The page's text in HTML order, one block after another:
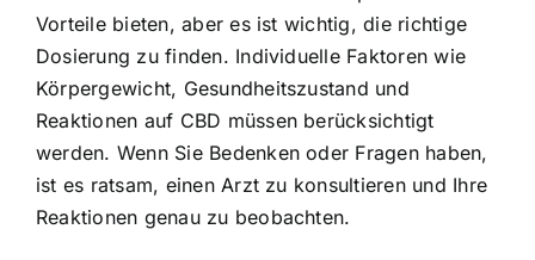
Vorteile bieten, aber es ist wichtig, die richtige
Dosierung zu finden. Individuelle Faktoren wie
Körpergewicht, Gesundheitszustand und
Reaktionen auf CBD müssen berücksichtigt
werden. Wenn Sie Bedenken oder Fragen haben,
ist es ratsam, einen Arzt zu konsultieren und Ihre
Reaktionen genau zu beobachten.